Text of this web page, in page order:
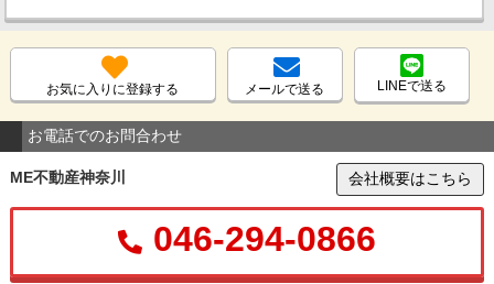
お気に入りに登録する メールで送る LINEで送る
お電話でのお問合わせ
ME不動産神奈川 会社概要はこちら
046-294-0866